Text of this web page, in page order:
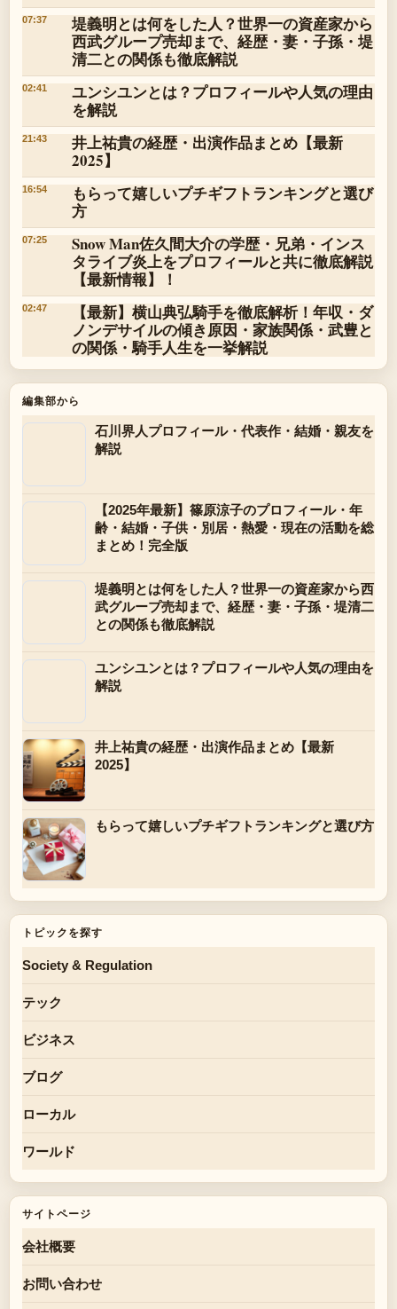
07:37
堤義明とは何をした人？世界一の資産家から
西武グループ売却まで、経歴・妻・子孫・堤
清二との関係も徹底解説
02:41
ユンシユンとは？プロフィールや人気の理由
を解説
21:43
井上祐貴の経歴・出演作品まとめ【最新
2025】
16:54
もらって嬉しいプチギフトランキングと選び
方
07:25
Snow Man佐久間大介の学歴・兄弟・インス
タライブ炎上をプロフィールと共に徹底解説
【最新情報】！
02:47
【最新】横山典弘騎手を徹底解析！年収・ダ
ノンデサイルの傾き原因・家族関係・武豊と
の関係・騎手人生を一挙解説
編集部から
石川界人プロフィール・代表作・結婚・親友を
解説
【2025年最新】篠原涼子のプロフィール・年
齢・結婚・子供・別居・熱愛・現在の活動を総
まとめ！完全版
堤義明とは何をした人？世界一の資産家から西
武グループ売却まで、経歴・妻・子孫・堤清二
との関係も徹底解説
ユンシユンとは？プロフィールや人気の理由を
解説
井上祐貴の経歴・出演作品まとめ【最新
2025】
もらって嬉しいプチギフトランキングと選び方
トピックを探す
Society & Regulation
テック
ビジネス
ブログ
ローカル
ワールド
サイトページ
会社概要
お問い合わせ